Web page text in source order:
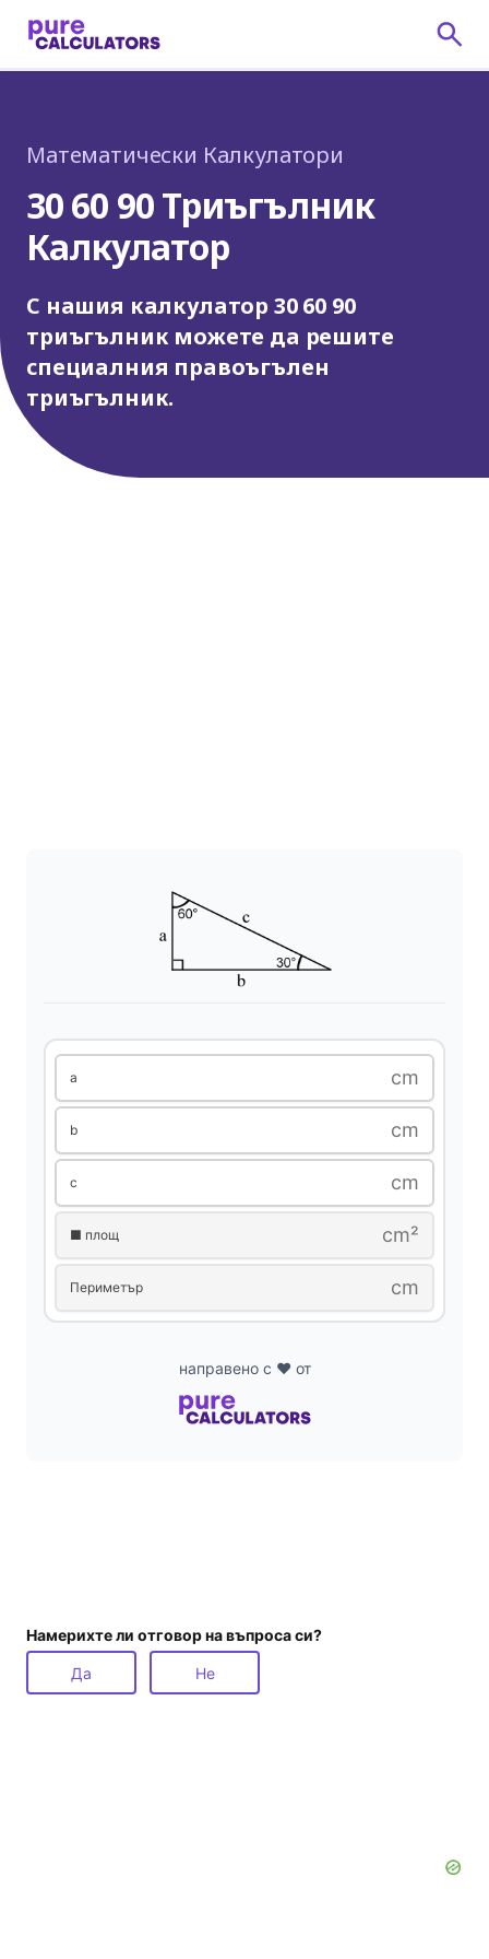
Математически Калкулатори
30 60 90 Триъгълник
Калкулатор
С нашия калкулатор 30 60 90
триъгълник можете да решите
специалния правоъгълен
триъгълник.
a cm
b cm
c cm
■ площ cm²
Периметър cm
направено с ❤️ от
Намерихте ли отговор на въпроса си?
Да Не